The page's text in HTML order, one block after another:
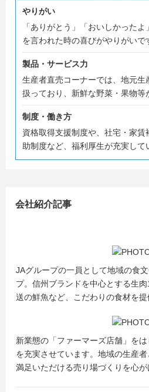
■特別休暇 8日（入社半年後に付
に付与されます）
をお願いします！
皆様とお会いできるのを楽しみに
やりがい
「ありがとう」「おいしかった
を言われた時の喜びがやりがいで
製品・サービス力
生産者直売コーナーでは、地元生
扱っており、新鮮な野菜・果物等
制度・働き方
資格取得支援制度や、社宅・家
助制度など、福利厚生が充実して
会社紹介記事
JAグループの一員として地域の食
プ。信州ブランドを中心とする生
送の鮮魚など、こだわりの食材を提
新業態の「ファーマーズ店舗」を
を充実させています。地域の生産者
満足いただける売り場づくりを心が